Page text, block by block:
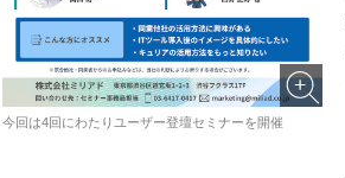
今回は4回にわたりユーザー登壇セミナーを開催